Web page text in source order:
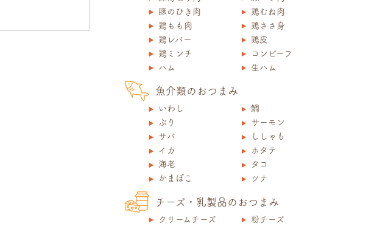
豚のひき肉
鶏むね肉
鶏もも肉
鶏ささ身
鶏レバー
鶏皮
鶏ミンチ
コンビーフ
ハム
生ハム
魚介類のおつまみ
いわし
鯛
ぶり
サーモン
サバ
ししゃも
イカ
ホタテ
海老
タコ
かまぼこ
ツナ
チーズ・乳製品のおつまみ
クリームチーズ
粉チーズ